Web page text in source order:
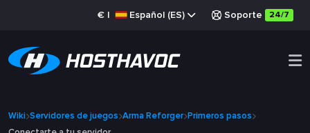
€ | Español (ES) Soporte 24/7
Wiki Servidores de juegos Arma Reforger Primeros pasos